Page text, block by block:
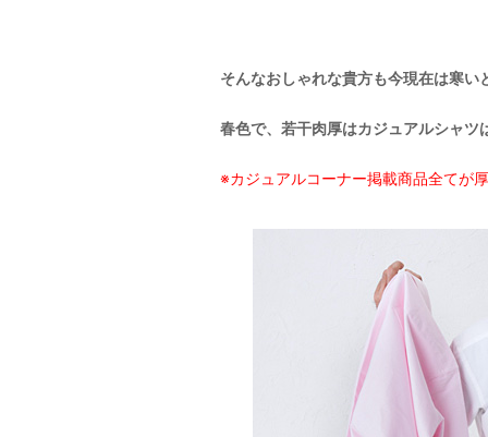
そんなおしゃれな貴方も今現在は寒い
春色で、若干肉厚はカジュアルシャツ
※カジュアルコーナー掲載商品全てが